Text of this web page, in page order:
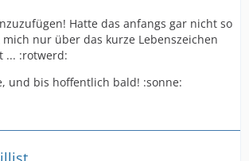
Hatte das anfangs gar nicht so
nur über das kurze Lebenszeichen
... :rotwerd:
und bis hoffentlich bald! :sonne: